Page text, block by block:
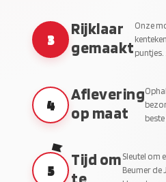
3
Rijklaar
gemaakt
Onze
4
Aflevering
op maat
5
Tijd om Sleutel om
Beumer de